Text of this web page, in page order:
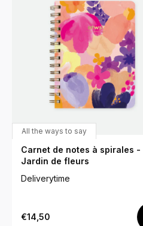
All the ways to say
Carnet de notes à spirales -
Jardin de fleurs
Deliverytime
€14,50